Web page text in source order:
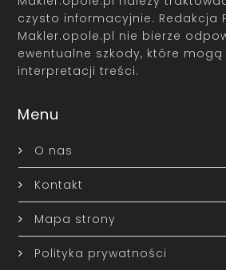
czysto informacyjnie. Redakcja
Makler.opole.pl nie bierze
ewentualne szkody, które mogą
interpretacji treści.
Menu
O nas
Kontakt
Mapa strony
Polityka prywatności